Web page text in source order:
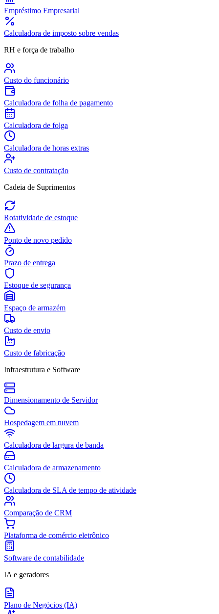
Empréstimo Empresarial
Calculadora de imposto sobre vendas
RH e força de trabalho
Custo do funcionário
Calculadora de folha de pagamento
Calculadora de folga
Calculadora de horas extras
Custo de contratação
Cadeia de Suprimentos
Rotatividade de estoque
Ponto de novo pedido
Prazo de entrega
Estoque de segurança
Espaço de armazém
Custo de envio
Custo de fabricação
Infraestrutura e Software
Dimensionamento de Servidor
Hospedagem em nuvem
Calculadora de largura de banda
Calculadora de armazenamento
Calculadora de SLA de tempo de atividade
Comparação de CRM
Plataforma de comércio eletrônico
Software de contabilidade
IA e geradores
Plano de Negócios (IA)